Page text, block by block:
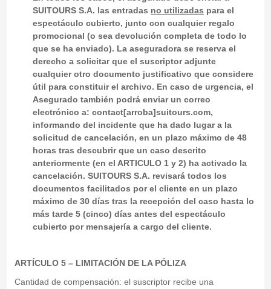
SUITOURS S.A. las entradas no utilizadas para el
espectáculo cubierto, junto con cualquier regalo
promocional (o sea devolución completa de todo lo
que se ha enviado). La aseguradora se reserva el
derecho a solicitar que el suscriptor adjunte
cualquier otro documento justificativo que considere
útil para constituir el archivo. En caso de urgencia, el
Asegurado también podrá enviar un correo
electrónico a: contact[arroba]suitours.com,
informando del incidente que ha dado lugar a la
solicitud de cancelación, en un plazo máximo de 48
horas tras descubrir que un caso descrito
anteriormente (en el ARTICULO 1 y 2) ha activado la
cancelación. SUITOURS S.A. revisará todos los
documentos facilitados por el cliente en un plazo
máximo de 30 días tras la recepción del caso hasta lo
más tarde 5 (cinco) días antes del espectáculo
cubierto por mensajería a cargo del cliente.
ARTÍCULO 5 – LIMITACIÓN DE LA PÓLIZA
Cantidad de compensación: el suscriptor recibe una